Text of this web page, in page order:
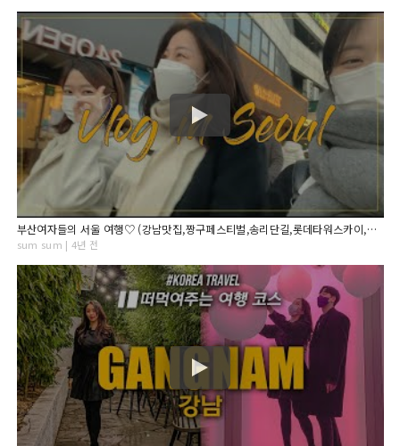
부산여자들의 서울 여행♡ (강남맛집,짱구페스티벌,송리단길,롯데타워스카이,아쿠아가든카페)#22
sum sum | 4년 전